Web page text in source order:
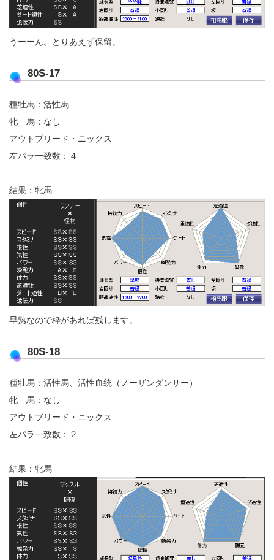
うーーん。とりあえず保留。
80S-17
種牡馬：活性馬
牝 馬：なし
アウトブリード・ニックス
左パラ一致数：４
結果：牝馬
早熟なので枠があれば残します。
80S-18
種牡馬：活性馬、活性血統（ノーザンダンサー）
牝 馬：なし
アウトブリード・ニックス
左パラ一致数：２
結果：牝馬